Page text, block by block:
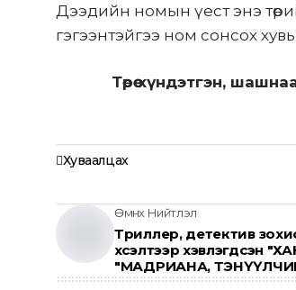
Дээдийн номын үест энэ
гэгээнтэйгээ ном сонсох
Төрөө хүндэтгэн,
Хуваалцах
Өмнөх Нийтлэл
Триллер, детектив
хүсэлтээр хэвлэгдсэн
"МАДРИАНА,